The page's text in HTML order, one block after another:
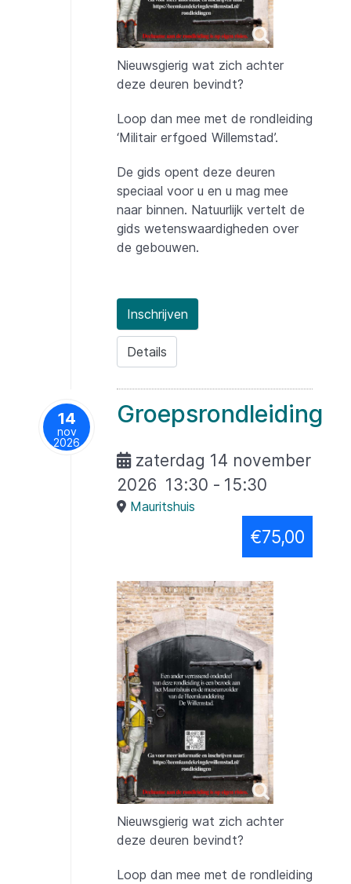
Nieuwsgierig wat zich achter
deze deuren bevindt?
Loop dan mee met de rondleiding
‘Militair erfgoed Willemstad’.
De gids opent deze deuren
speciaal voor u en u mag mee
naar binnen. Natuurlijk vertelt de
gids wetenswaardigheden over
de gebouwen.
Inschrijven
Details
14
nov
2026
Groepsrondleiding
zaterdag 14 november
2026 13:30 - 15:30
Mauritshuis
€75,00
Nieuwsgierig wat zich achter
deze deuren bevindt?
Loop dan mee met de rondleiding